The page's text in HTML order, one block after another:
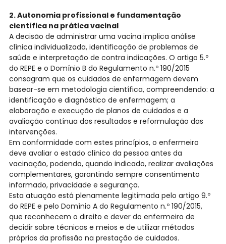
2. Autonomia profissional e fundamentação
científica na prática vacinal
A decisão de administrar uma vacina implica análise
clínica individualizada, identificação de problemas de
saúde e interpretação de contra indicações. O artigo 5.º
do REPE e o Domínio B do Regulamento n.º 190/2015
consagram que os cuidados de enfermagem devem
basear-se em metodologia científica, compreendendo: a
identificação e diagnóstico de enfermagem; a
elaboração e execução de planos de cuidados e a
avaliação contínua dos resultados e reformulação das
intervenções.
Em conformidade com estes princípios, o enfermeiro
deve avaliar o estado clínico da pessoa antes da
vacinação, podendo, quando indicado, realizar avaliações
complementares, garantindo sempre consentimento
informado, privacidade e segurança.
Esta atuação está plenamente legitimada pelo artigo 9.º
do REPE e pelo Domínio A do Regulamento n.º 190/2015,
que reconhecem o direito e dever do enfermeiro de
decidir sobre técnicas e meios e de utilizar métodos
próprios da profissão na prestação de cuidados.